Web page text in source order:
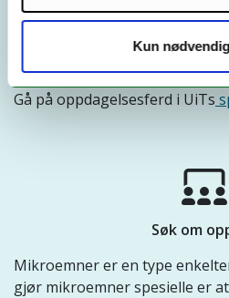
Kun
Gå på oppdagelsesferd i UiTs
Søk om
Mikroemner er en type
gjør mikroemner spesielle er